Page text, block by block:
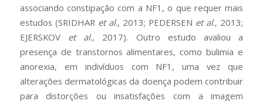
associando constipação com a NF1, o que requer mais
estudos (SRIDHAR et al., 2013; PEDERSEN et al., 2013;
EJERSKOV et al., 2017). Outro estudo avaliou a
presença de transtornos alimentares, como bulimia e
anorexia, em indivíduos com NF1, uma vez que
alterações dermatológicas da doença podem contribuir
para distorções ou insatisfações com a imagem